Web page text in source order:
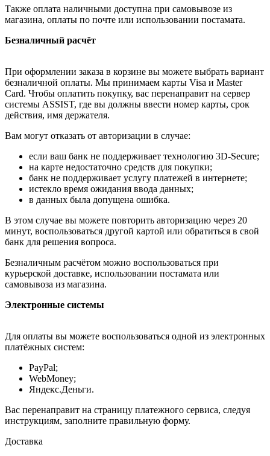
Также оплата наличными доступна при самовывозе из
магазина, оплаты по почте или использовании постамата.
Безналичный расчёт
При оформлении заказа в корзине вы можете выбрать вариант
безналичной оплаты. Мы принимаем карты Visa и Master
Card. Чтобы оплатить покупку, вас перенаправит на сервер
системы ASSIST, где вы должны ввести номер карты, срок
действия, имя держателя.
Вам могут отказать от авторизации в случае:
если ваш банк не поддерживает технологию 3D-Secure;
на карте недостаточно средств для покупки;
банк не поддерживает услугу платежей в интернете;
истекло время ожидания ввода данных;
в данных была допущена ошибка.
В этом случае вы можете повторить авторизацию через 20
минут, воспользоваться другой картой или обратиться в свой
банк для решения вопроса.
Безналичным расчётом можно воспользоваться при
курьерской доставке, использовании постамата или
самовывоза из магазина.
Электронные системы
Для оплаты вы можете воспользоваться одной из электронных
платёжных систем:
PayPal;
WebMoney;
Яндекс.Деньги.
Вас перенаправит на страницу платежного сервиса, следуя
инструкциям, заполните правильную форму.
Доставка